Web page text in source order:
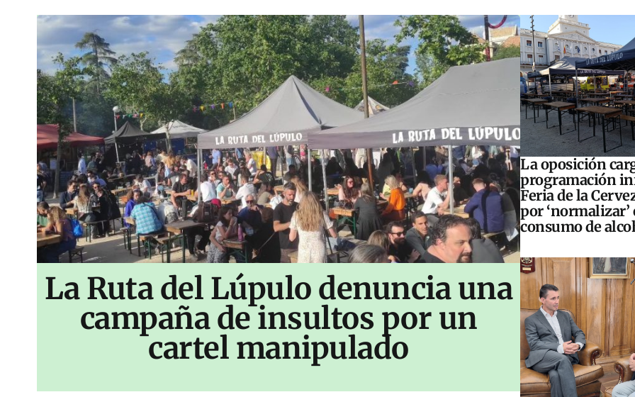
La Ruta del Lúpulo denuncia una
campaña de insultos por un
cartel manipulado
La oposición
programación
Feria de la
por ‘normalizar’
consumo de